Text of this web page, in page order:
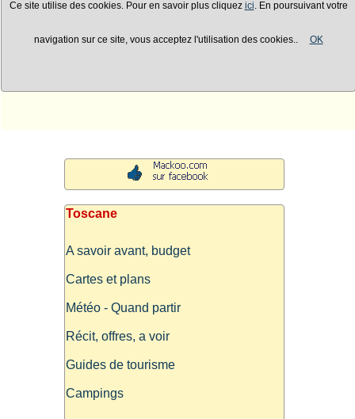
Ce site utilise des cookies. Pour en savoir plus cliquez ici . En poursuivant votre
navigation sur ce site, vous acceptez l'utilisation des cookies.. OK
Toscane
A savoir avant, budget
Cartes et plans
Météo - Quand partir
Récit, offres, a voir
Guides de tourisme
Campings